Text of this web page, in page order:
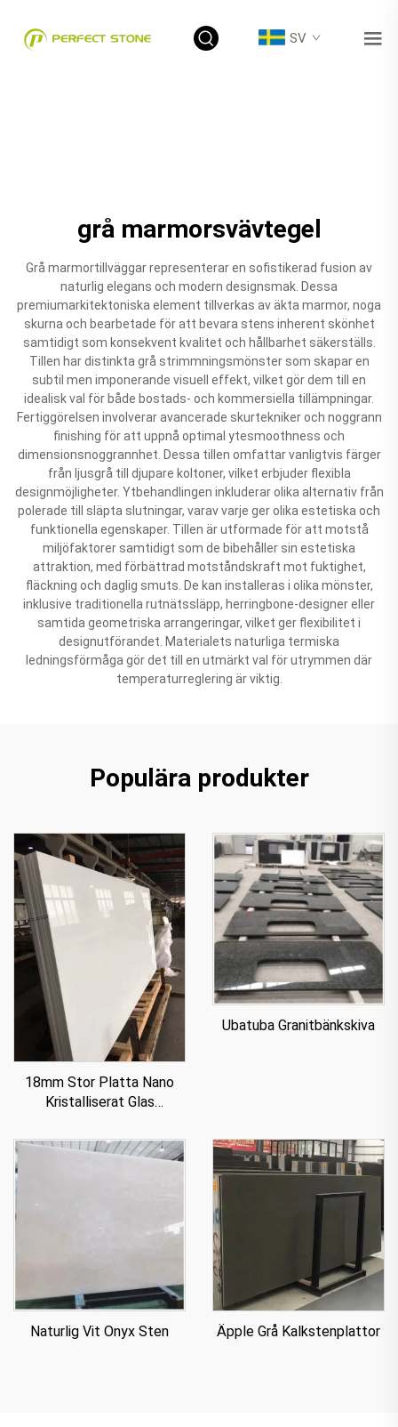
SV
grå marmorsvävtegel
Grå marmortillväggar representerar en sofistikerad fusion av
naturlig elegans och modern designsmak. Dessa
premiumarkitektoniska element tillverkas av äkta marmor, noga
skurna och bearbetade för att bevara stens inherent skönhet
samtidigt som konsekvent kvalitet och hållbarhet säkerställs.
Tillen har distinkta grå strimmningsmönster som skapar en
subtil men imponerande visuell effekt, vilket gör dem till en
idealisk val för både bostads- och kommersiella tillämpningar.
Fertiggörelsen involverar avancerade skurtekniker och noggrann
finishing för att uppnå optimal ytesmoothness och
dimensionsnoggrannhet. Dessa tillen omfattar vanligtvis färger
från ljusgrå till djupare koltoner, vilket erbjuder flexibla
designmöjligheter. Ytbehandlingen inkluderar olika alternativ från
polerade till släpta slutningar, varav varje ger olika estetiska och
funktionella egenskaper. Tillen är utformade för att motstå
miljöfaktorer samtidigt som de bibehåller sin estetiska
attraktion, med förbättrad motståndskraft mot fuktighet,
fläckning och daglig smuts. De kan installeras i olika mönster,
inklusive traditionella rutnätssläpp, herringbone-designer eller
samtida geometriska arrangeringar, vilket ger flexibilitet i
designutförandet. Materialets naturliga termiska
ledningsförmåga gör det till en utmärkt val för utrymmen där
temperaturreglering är viktig.
Populära produkter
18mm Stor Platta Nano
Kristalliserat Glas
Ubatuba Granitbänkskiva
Naturlig Vit Onyx Sten Äpple Grå Kalkstenplattor